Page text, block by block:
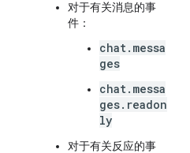
对于有关消息的事
件：
chat.messa
ges
chat.messa
ges.readon
ly
对于有关反应的事